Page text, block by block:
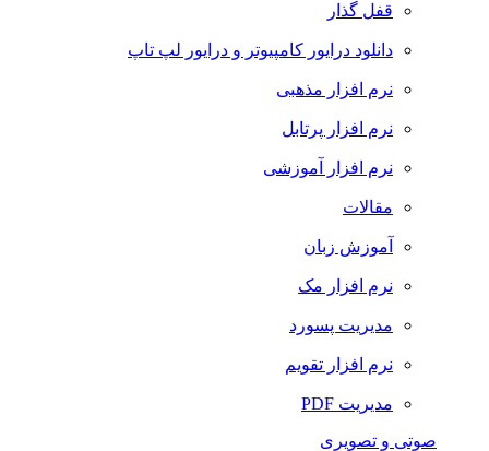
قفل گذار
دانلود درایور کامپیوتر و درایور لپ تاپ
نرم افزار مذهبی
نرم افزار پرتابل
نرم افزار آموزشی
مقالات
آموزش زبان
نرم افزار مک
مدیریت پسورد
نرم افزار تقویم
مدیریت PDF
صوتی و تصویری